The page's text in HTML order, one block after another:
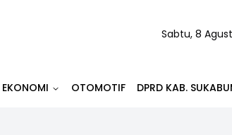
Sabtu, 8
EKONOMI OTOMOTIF DPRD KAB.